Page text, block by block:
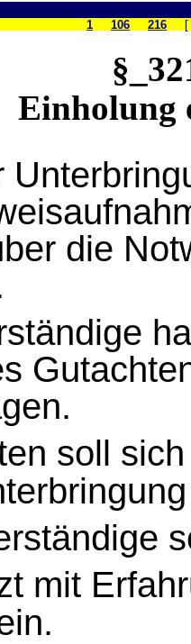
1 106 216 [
Einholung
die
soll
mit